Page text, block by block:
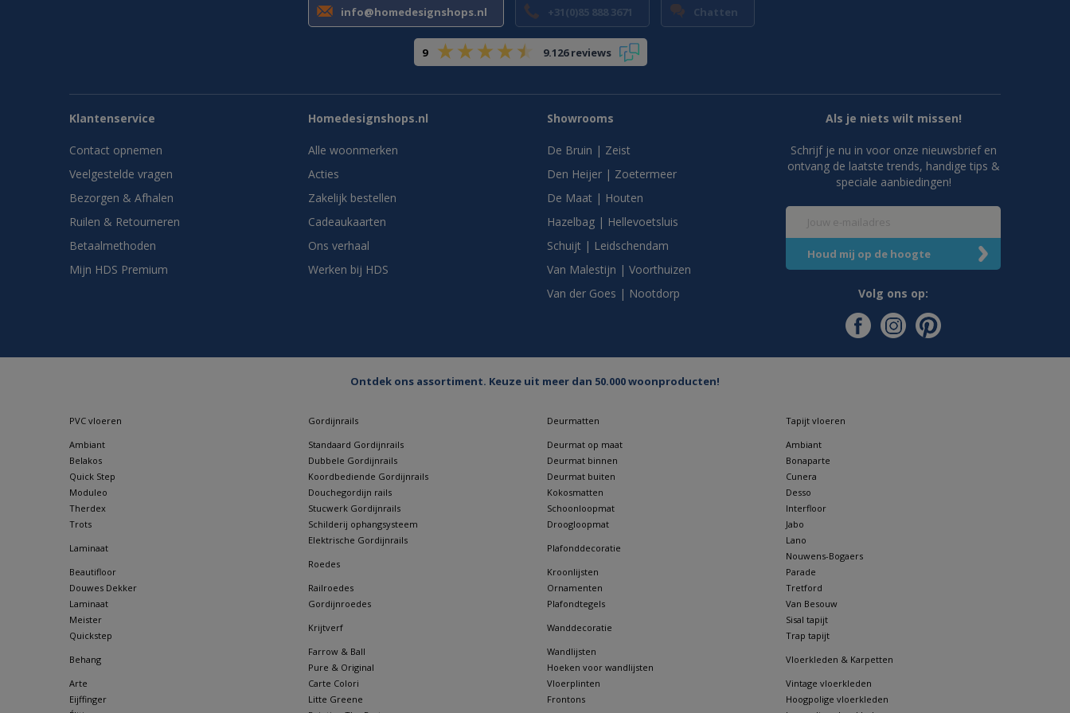
info@homedesignshops.nl +31(0)85 888 3671 Chatten
9 9.126 reviews
Klantenservice
Contact opnemen
Veelgestelde vragen
Bezorgen & Afhalen
Ruilen & Retourneren
Betaalmethoden
Mijn HDS Premium
Homedesignshops.nl
Alle woonmerken
Acties
Zakelijk bestellen
Cadeaukaarten
Ons verhaal
Werken bij HDS
Showrooms
De Bruin | Zeist
Den Heijer | Zoetermeer
De Maat | Houten
Hazelbag | Hellevoetsluis
Schuijt | Leidschendam
Van Malestijn | Voorthuizen
Van der Goes | Nootdorp
Als je niets wilt missen!
Schrijf je nu in voor onze nieuwsbrief en
ontvang de laatste trends, handige tips &
speciale aanbiedingen!
Volg ons op:
Ontdek ons assortiment. Keuze uit meer dan 50.000 woonproducten!
PVC vloeren
Ambiant
Belakos
Quick Step
Moduleo
Therdex
Trots
Laminaat
Beautifloor
Douwes Dekker
Laminaat
Meister
Quickstep
Behang
Arte
Eijffinger
Gordijnrails
Standaard Gordijnrails
Dubbele Gordijnrails
Koordbediende Gordijnrails
Douchegordijn rails
Stucwerk Gordijnrails
Schilderij ophangsysteem
Elektrische Gordijnrails
Roedes
Railroedes
Gordijnroedes
Krijtverf
Farrow & Ball
Pure & Original
Carte Colori
Litte Greene
Deurmatten
Deurmat op maat
Deurmat binnen
Deurmat buiten
Kokosmatten
Schoonloopmat
Droogloopmat
Plafonddecoratie
Kroonlijsten
Ornamenten
Plafondtegels
Wanddecoratie
Wandlijsten
Hoeken voor wandlijsten
Vloerplinten
Frontons
Tapijt vloeren
Ambiant
Bonaparte
Cunera
Desso
Interfloor
Jabo
Lano
Nouwens-Bogaers
Parade
Tretford
Van Besouw
Sisal tapijt
Trap tapijt
Vloerkleden & Karpetten
Vintage vloerkleden
Hoogpolige vloerkleden